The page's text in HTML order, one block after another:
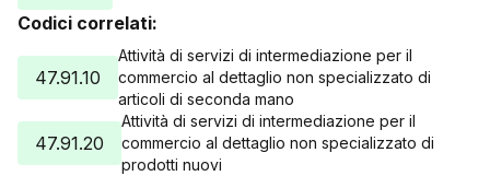
Codici correlati:
47.91.10
Attività di servizi di intermediazione per il
commercio al dettaglio non specializzato di
articoli di seconda mano
47.91.20
Attività di servizi di intermediazione per il
commercio al dettaglio non specializzato di
prodotti nuovi